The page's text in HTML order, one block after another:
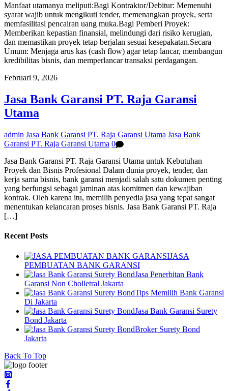
Manfaat utamanya meliputi:Bagi Kontraktor/Debitur: Memenuhi
syarat wajib untuk mengikuti tender, memenangkan proyek, serta
memfasilitasi pencairan uang muka.Bagi Pemberi Proyek:
Memberikan kepastian finansial, melindungi dari risiko kerugian,
dan memastikan proyek tetap berjalan sesuai kesepakatan.Secara
Umum: Menjaga arus kas (cash flow) agar tetap lancar, membangun
kredibilitas bisnis, dan memperlancar transaksi perdagangan.
Februari 9, 2026
Jasa Bank Garansi PT. Raja Garansi
Utama
admin Jasa Bank Garansi PT. Raja Garansi Utama Jasa Bank
Garansi PT. Raja Garansi Utama 0
Jasa Bank Garansi PT. Raja Garansi Utama untuk Kebutuhan
Proyek dan Bisnis Profesional Dalam dunia proyek, tender, dan
kerja sama bisnis, bank garansi menjadi salah satu dokumen penting
yang berfungsi sebagai jaminan atas komitmen dan kewajiban
kontrak. Oleh karena itu, memilih penyedia jasa yang tepat sangat
menentukan kelancaran proses bisnis. Jasa Bank Garansi PT. Raja
[…]
Recent Posts
JASA
PEMBUATAN BANK GARANSI
Jasa Penerbitan Bank
Garansi Non Cholletral Jakarta
Tips Memilih Bank Garansi
Di Jakarta
Jasa Bank Garansi Surety
Bond Jakarta
Broker Surety Bond
Jakarta
Back To Top